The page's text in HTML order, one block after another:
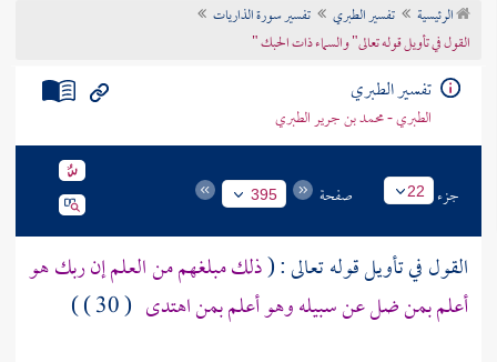
تراجم الأعلام
الرئيسية تفسير الطبري
تفسير سورة الذاريات
القول في تأويل قوله تعالى" والسماء ذات الحبك "
تفسير الطبري
الطبري - محمد بن جرير الطبري
جزء 22 صفحة 395
القول في تأويل قوله تعالى : (ذلك مبلغهم من العلم إن ربك هو
أعلم بمن ضل عن سبيله وهو أعلم بمن اهتدى ( 30 ) )